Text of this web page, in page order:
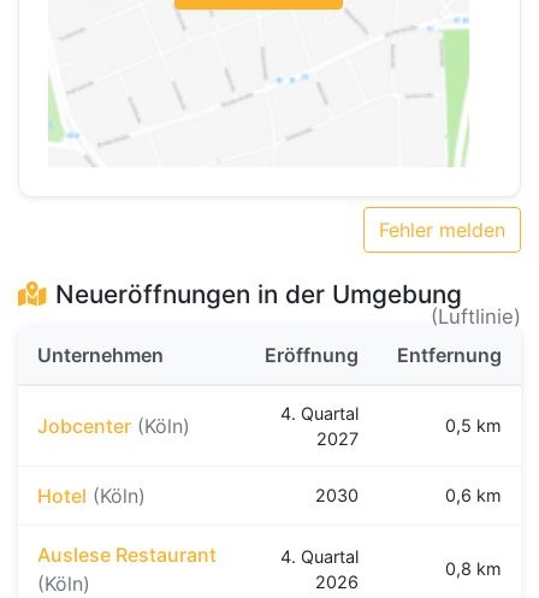
Fehler melden
Neueröffnungen in der Umgebung
(Luftlinie)
Unternehmen
Eröffnung Entfernung
Jobcenter (Köln)
4. Quartal
2027
0,5 km
Hotel (Köln) 2030 0,6 km
Auslese Restaurant
(Köln)
4. Quartal
2026
0,8 km